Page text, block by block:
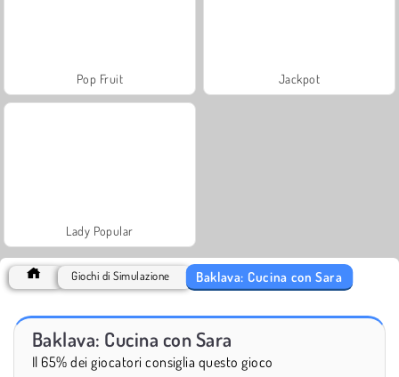
Pop Fruit Jackpot
Lady Popular
Giochi di Simulazione Baklava: Cucina con Sara
Baklava: Cucina con Sara
Il 65% dei giocatori consiglia questo gioco